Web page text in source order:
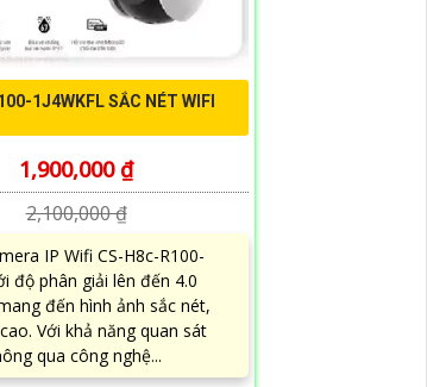
1J4WKFL SẮC NÉT WIFI
1,900,000 ₫
2,100,000 ₫
IP Wifi CS-H8c-R100-
độ phân giải lên đến 4.0
đến hình ảnh sắc nét,
Với khả năng quan sát
qua công nghệ...